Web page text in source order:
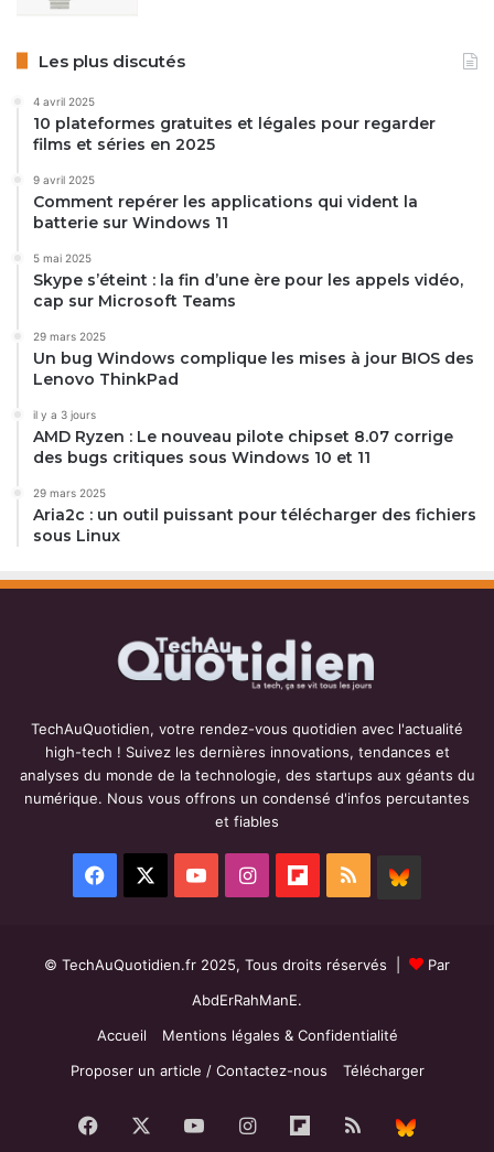
Les plus discutés
4 avril 2025
10 plateformes gratuites et légales pour regarder
films et séries en 2025
9 avril 2025
Comment repérer les applications qui vident la
batterie sur Windows 11
5 mai 2025
Skype s’éteint : la fin d’une ère pour les appels vidéo,
cap sur Microsoft Teams
29 mars 2025
Un bug Windows complique les mises à jour BIOS des
Lenovo ThinkPad
il y a 3 jours
AMD Ryzen : Le nouveau pilote chipset 8.07 corrige
des bugs critiques sous Windows 10 et 11
29 mars 2025
Aria2c : un outil puissant pour télécharger des fichiers
sous Linux
TechAuQuotidien, votre rendez-vous quotidien avec l'actualité
high-tech ! Suivez les dernières innovations, tendances et
analyses du monde de la technologie, des startups aux géants du
numérique. Nous vous offrons un condensé d'infos percutantes
et fiables
Facebook YouTubeInstagramFlipboard
RSS
© TechAuQuotidien.fr 2025, Tous droits réservés |
Par
AbdErRahManE.
Accueil
Mentions légales & Confidentialité
Proposer un article / Contactez-nous
Télécharger
Facebook YouTubeInstagramFlipboard
RSS